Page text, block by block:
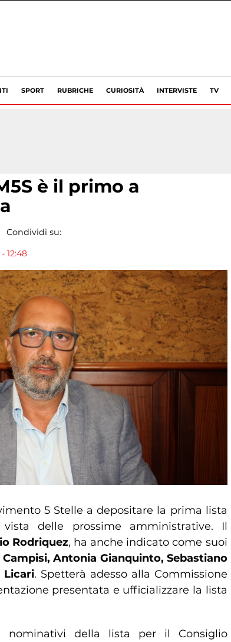
SPORT RUBRICHE CURIOSITÀ INTERVISTE TV
è il primo a
Condividi su:
12:48
5 Stelle a depositare la prima lista
delle prossime amministrative. Il
Rodriquez, ha anche indicato come suoi
Campisi, Antonia Gianquinto, Sebastiano
Licari. Spetterà adesso alla Commissione
presentata e ufficializzare la lista
nominativi della lista per il Consiglio